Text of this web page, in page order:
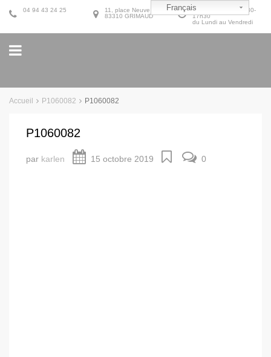
9h30-12h30 et 14h30-
17h30
du Lundi au Vendredi
11, place Neuve
83310 GRIMAUD
04 94 43 24 25
Accueil P1060082 P1060082
P1060082
par karlen 15 octobre 2019 0
Français